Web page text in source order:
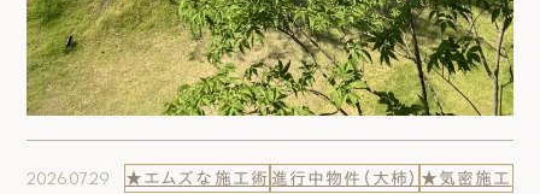
2026.07.29 ★エムズな施工術 進行中物件（大柿） ★気密施工